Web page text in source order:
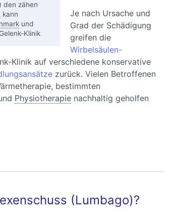
den zähen
kann
und
Klinik
Je nach Ursache und
Grad der Schädigung
greifen die
Wirbelsäulen-
Klinik auf verschiedene konservative
zurück. Vielen Betroffenen
bestimmten
Physiotherapienachhaltig geholfen
der Lendenwirbelsäule
(Lumbago)?